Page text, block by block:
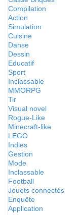
Compilation
Action
Simulation
Cuisine
Danse
Dessin
Educatif
Sport
Inclassable
MMORPG
Tir
Visual novel
Rogue-Like
Minecraft-like
LEGO
Indies
Gestion
Mode
Inclassable
Football
Jouets connectés
Enquête
Application